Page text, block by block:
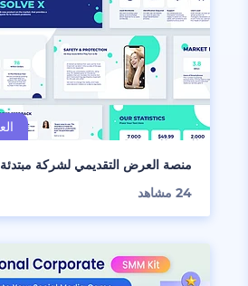
منصة العرض التقديمي لشركة مبتدئة
24 مشاهد